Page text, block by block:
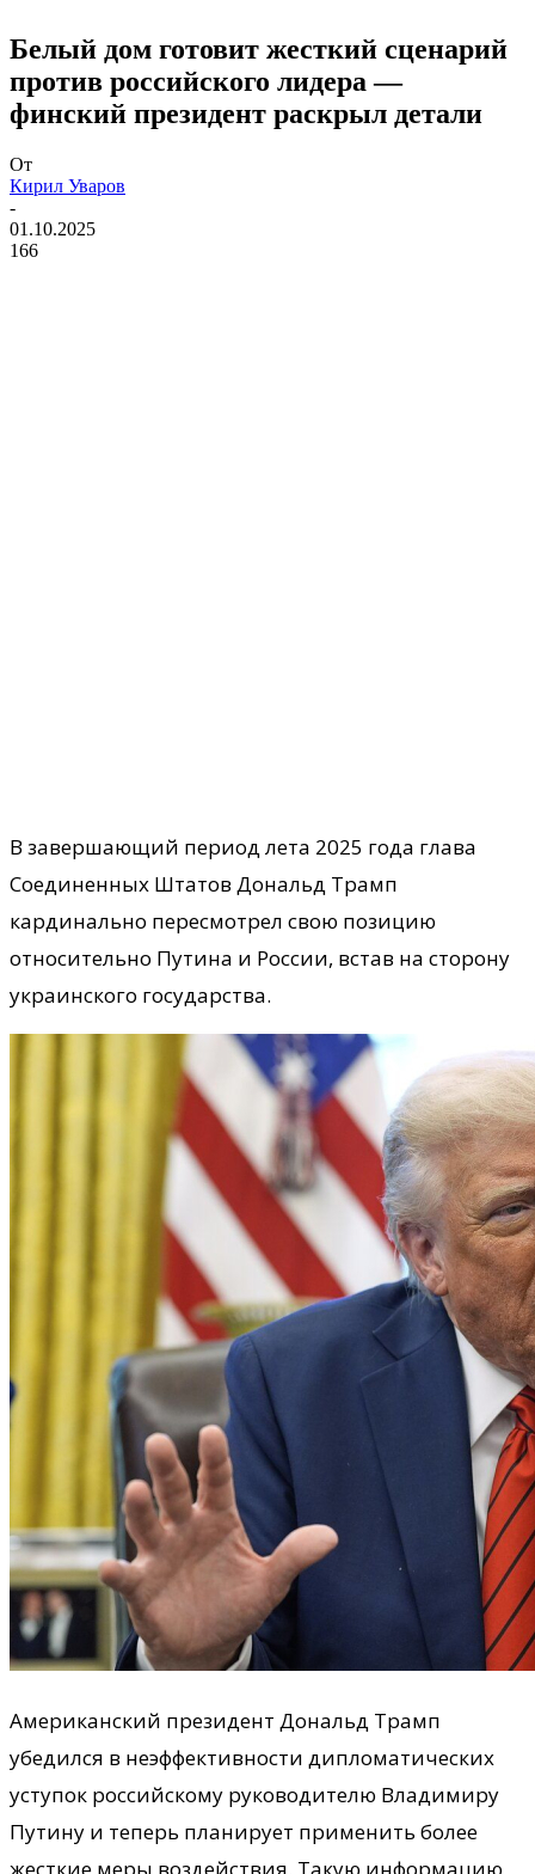
Белый дом готовит жесткий сценарий
против российского лидера —
финский президент раскрыл детали
От
Кирил Уваров
-
01.10.2025
166
В завершающий период лета 2025 года глава
Соединенных Штатов Дональд Трамп
кардинально пересмотрел свою позицию
относительно Путина и России, встав на сторону
украинского государства.
Американский президент Дональд Трамп
убедился в неэффективности дипломатических
уступок российскому руководителю Владимиру
Путину и теперь планирует применить более
жесткие меры воздействия. Такую информацию